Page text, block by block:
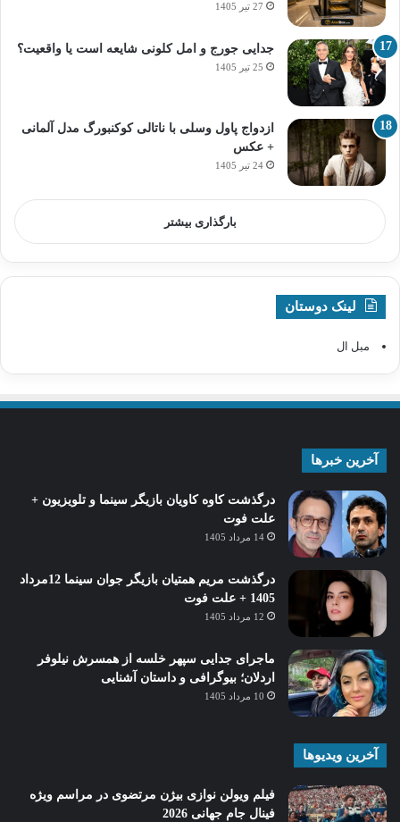
27 تیر 1405
جدایی جورج و امل کلونی شایعه است یا واقعیت؟
25 تیر 1405
ازدواج پاول وسلی با ناتالی کوکنبورگ مدل آلمانی
+ عکس
24 تیر 1405
بارگذاری بیشتر
لینک دوستان
مبل ال
آخرین خبرها
درگذشت کاوه کاویان بازیگر سینما و تلویزیون +
علت فوت
14 مرداد 1405
درگذشت مریم همتیان بازیگر جوان سینما 12مرداد
1405 + علت فوت
12 مرداد 1405
ماجرای جدایی سپهر خلسه از همسرش نیلوفر
اردلان؛ بیوگرافی و داستان آشنایی
10 مرداد 1405
آخرین ویدیوها
فیلم ویولن نوازی بیژن مرتضوی در مراسم ویژه
فینال جام جهانی 2026